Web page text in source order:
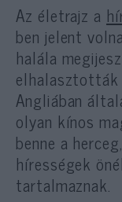
Az életrajz a
ben jelent
halála
elhalasztották
Angliában
olyan kínos
benne a
hírességek
tartalmaznak.